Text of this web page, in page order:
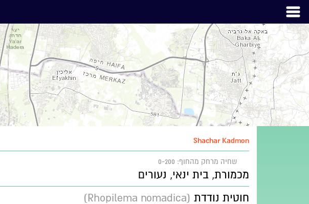
Shachar Kadmon
שחיה מרחק מהחוף: 0-200
מכמורת, בית ינאי, נעורים
חוטית נודדת (Rhopilema nomadica)